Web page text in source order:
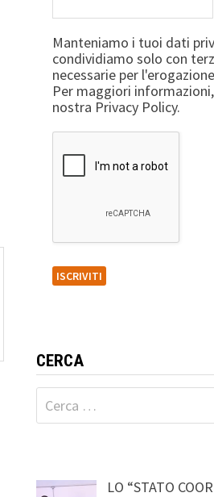
Manteniamo i tuoi dati
condividiamo solo con
necessarie per
Per maggiori
nostra Privacy Policy.
CERCA
Ricerca
per:
LO “STATO